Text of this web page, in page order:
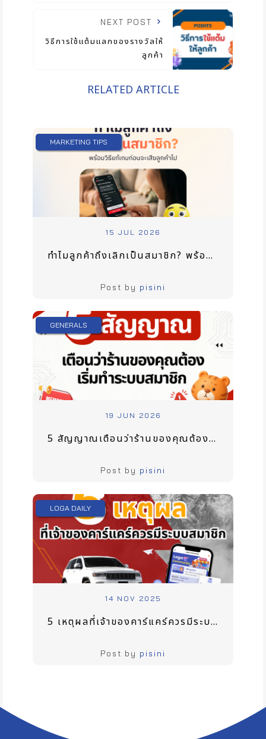
NEXT POST
วิธีการใช้แต้มแลกของรางวัลให้
ลูกค้า
RELATED ARTICLE
MARKETING TIPS
15 JUL 2026
ทำไมลูกค้าถึงเลิกเป็นสมาชิก? พร้อมวิธีแก้เกมก่อนจะเสียลูกค้าไป
Post by pisini
GENERALS
19 JUN 2026
5 สัญญาณเตือนว่าร้านของคุณต้องเริ่มทำระบบสมาชิก (ก่อนที่ลูกค้าเก่าจะหนีไปหาคู่แข่ง)
Post by pisini
LOGA DAILY
14 NOV 2025
5 เหตุผลที่เจ้าของคาร์แคร์ควรมีระบบสมาชิก
Post by pisini